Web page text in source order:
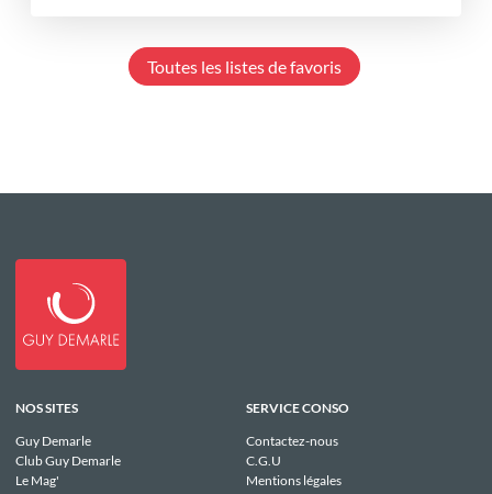
Toutes les listes de favoris
NOS SITES
Guy Demarle
Club Guy Demarle
Le Mag'
SERVICE CONSO
Contactez-nous
C.G.U
Mentions légales